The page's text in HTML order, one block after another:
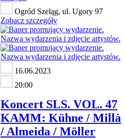
Ogród Szeląg, ul. Ugory 97
Zobacz szczegóły
16.06.2023
20:00
Koncert SLS. VOL. 47
KAMM: Kühne / Millà
/ Almeida / Möller